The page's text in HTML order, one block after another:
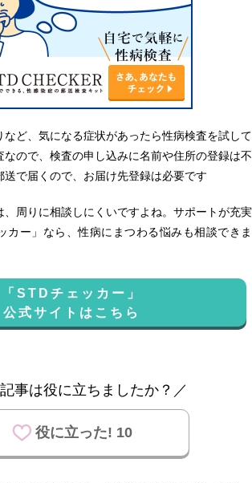
など、気になる症状があったら性病検査を試して
ので、検査の申し込みに名前や住所の登録は不
で届くので、お届け先登録は必要です
、周りに相談しにくいですよね。サポートが充実
カー」なら、性病にまつわる悩みも相談できま
「STDチェッカー」
公式サイトはこちら
事は役に立ちましたか？／
役に立った! 10